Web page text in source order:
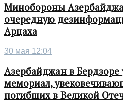
Минобороны
очередную
Арцаха
30 мая 12:04
Азербайджан в
мемориал,
погибших в Великой